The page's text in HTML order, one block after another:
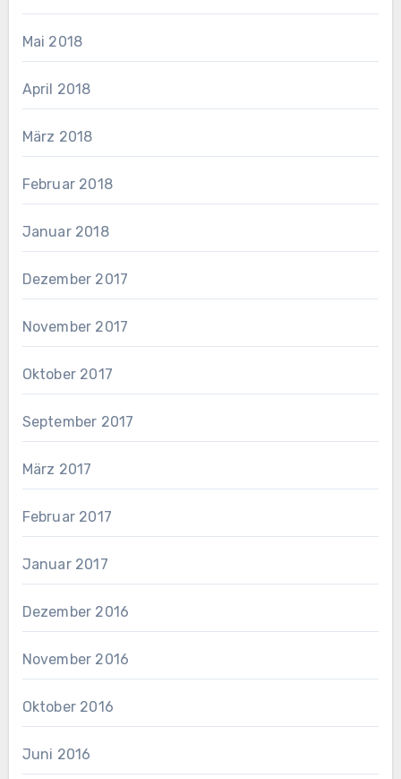
Mai 2018
April 2018
März 2018
Februar 2018
Januar 2018
Dezember 2017
November 2017
Oktober 2017
September 2017
März 2017
Februar 2017
Januar 2017
Dezember 2016
November 2016
Oktober 2016
Juni 2016